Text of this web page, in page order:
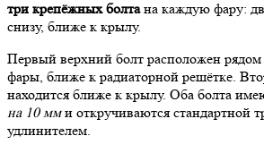
три крепёжных болтана каждую фару:
снизу, ближе к крылу.
Первый верхний болт расположен
фары, ближе к радиаторной решётке.
находится ближе к крылу. Оба болта
на 10 мми откручиваются стандартной
удлинителем.